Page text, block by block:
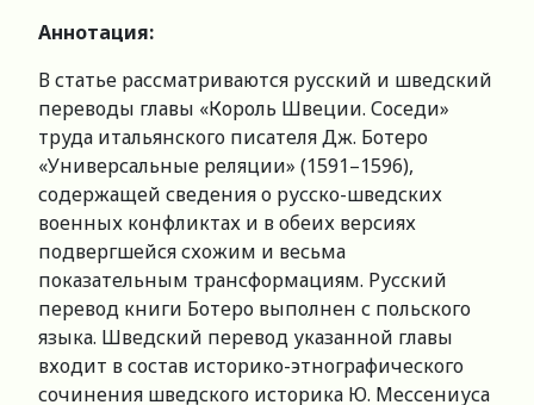
Аннотация:
В статье рассматриваются русский и шведский
переводы главы «Король Швеции. Соседи»
труда итальянского писателя Дж. Ботеро
«Универсальные реляции» (1591–1596),
содержащей сведения о русско-шведских
военных конфликтах и в обеих версиях
подвергшейся схожим и весьма
показательным трансформациям. Русский
перевод книги Ботеро выполнен с польского
языка. Шведский перевод указанной главы
входит в состав историко-этнографического
сочинения шведского историка Ю. Мессениуса